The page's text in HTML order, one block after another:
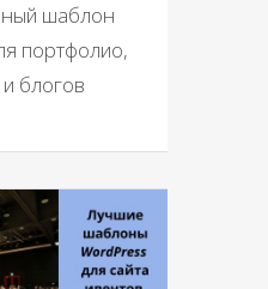
шаблон
портфолио,
блогов